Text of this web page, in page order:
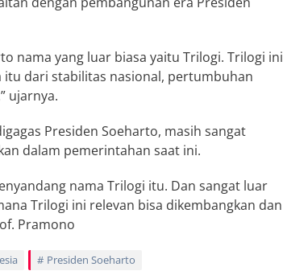
nama yang luar biasa yaitu Trilogi. Trilogi ini
itu dari stabilitas nasional, pertumbuhan
ujarnya.
Presiden Soeharto, masih sangat
dalam pemerintahan saat ini.
nama Trilogi itu. Dan sangat luar
Trilogi ini relevan bisa dikembangkan dan
Pramono
Presiden Soeharto